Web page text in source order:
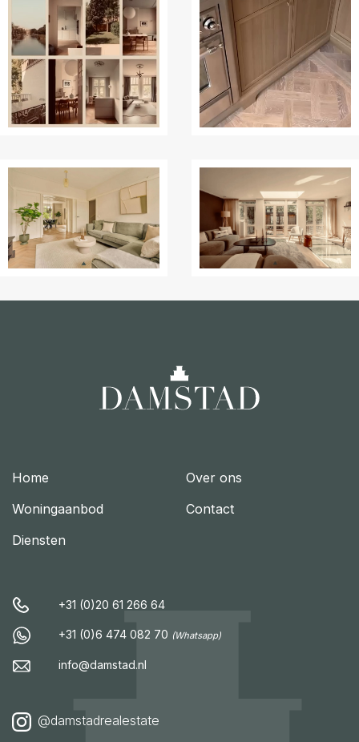
Home
Woningaanbod
Diensten
Over ons
Contact
+31 (0)20 61 266 64
+31 (0)6 474 082 70 (Whatsapp)
info@damstad.nl
@damstadrealestate